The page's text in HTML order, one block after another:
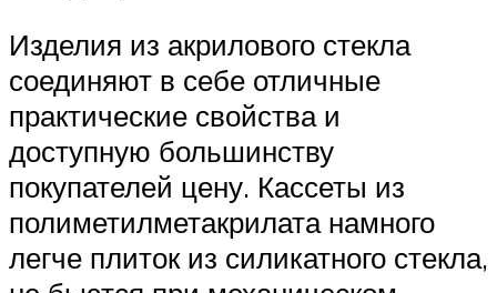
Изделия из акрилового стекла
соединяют в себе отличные
практические свойства и
доступную большинству
покупателей цену. Кассеты из
полиметилметакрилата намного
легче плиток из силикатного стекла,